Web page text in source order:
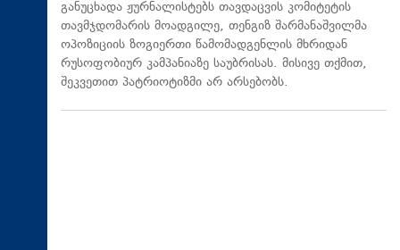
განუცხადა ჟურნალისტებს თავდაცვის კომიტეტის
თავმჯდომარის მოადგილე, თენგიზ შარმანაშვილმა
ოპოზიციის ზოგიერთი წამომადგენლის მხრიდან
რუსოფობიურ კამპანიაზე საუბრისას. მისივე თქმით,
შეკვეთით პატრიოტიზმი არ არსებობს.